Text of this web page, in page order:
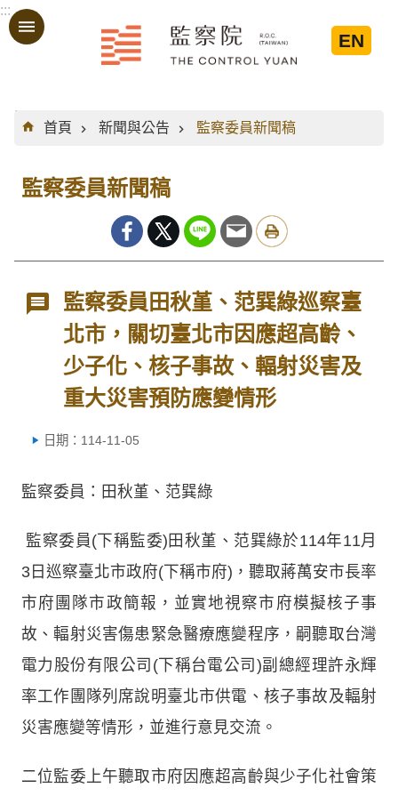
跳到主要內容區塊
:::
EN
:::
首頁
新聞與公告 監察委員新聞稿
監察委員新聞稿
監察委員田秋堇、范巽綠巡察臺
北市，關切臺北市因應超高齡、
少子化、核子事故、輻射災害及
重大災害預防應變情形
日期：114-11-05
監察委員：田秋堇、范巽綠
監察委員(下稱監委)田秋堇、范巽綠於114年11月
3日巡察臺北市政府(下稱市府)，聽取蔣萬安市長率
市府團隊市政簡報，並實地視察市府模擬核子事
故、輻射災害傷患緊急醫療應變程序，嗣聽取台灣
電力股份有限公司(下稱台電公司)副總經理許永輝
率工作團隊列席說明臺北市供電、核子事故及輻射
災害應變等情形，並進行意見交流。
二位監委上午聽取市府因應超高齡與少子化社會策